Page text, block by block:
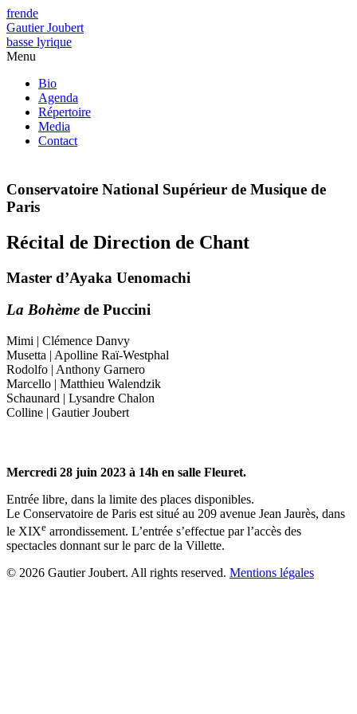
frende
Gautier Joubert
basse lyrique
Menu
Bio
Agenda
Répertoire
Media
Contact
Conservatoire National Supérieur de Musique de
Paris
Récital de Direction de Chant
Master d’Ayaka Uenomachi
La Bohème de Puccini
Mimi | Clémence Danvy
Musetta | Apolline Raï-Westphal
Rodolfo | Anthony Garnero
Marcello | Matthieu Walendzik
Schaunard | Lysandre Chalon
Colline | Gautier Joubert
Mercredi 28 juin 2023 à 14h en salle Fleuret.
Entrée libre, dans la limite des places disponibles.
Le Conservatoire de Paris est situé au 209 avenue Jean Jaurès, dans
le XIXe arrondissement. L’entrée s’effectue par l’accès des
spectacles donnant sur le parc de la Villette.
© 2026 Gautier Joubert. All rights reserved. Mentions légales